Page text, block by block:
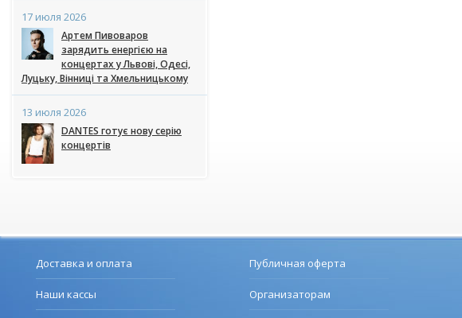
17 июля 2026
Артем Пивоваров
зарядить енергією на
концертах у Львові, Одесі,
Луцьку, Вінниці та Хмельницькому
13 июля 2026
DANTES готує нову серію
концертів
Доставка и оплата
Наши кассы
Публичная оферта
Организаторам